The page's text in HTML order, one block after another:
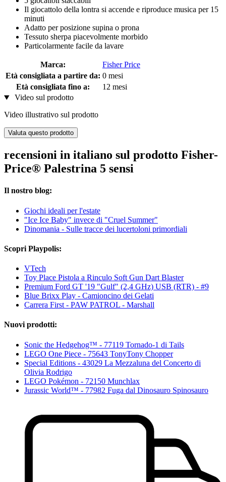
Il giocattolo della lontra si accende e riproduce musica per 15
minuti
Adatto per posizione supina o prona
Tessuto sherpa piacevolmente morbido
Particolarmente facile da lavare
Marca:
Fisher Price
Età consigliata a partire da: 0 mesi
Età consigliata fino a:
12 mesi
Video sul prodotto
Video illustrativo sul prodotto
Valuta questo prodotto
recensioni in italiano sul prodotto Fisher-
Price® Palestrina 5 sensi
Il nostro blog:
Giochi ideali per l'estate
"Ice Ice Baby" invece di "Cruel Summer"
Dinomania - Sulle tracce dei lucertoloni primordiali
Scopri Playpolis:
VTech
Toy Place Pistola a Rinculo Soft Gun Dart Blaster
Premium Ford GT '19 "Gulf" (2,4 GHz) USB (RTR) - #9
Blue Brixx Play - Camioncino dei Gelati
Carrera First - PAW PATROL - Marshall
Nuovi prodotti:
Sonic the Hedgehog™ - 77119 Tornado-1 di Tails
LEGO One Piece - 75643 TonyTony Chopper
Special Editions - 43029 La Mezzaluna del Concerto di
Olivia Rodrigo
LEGO Pokémon - 72150 Munchlax
Jurassic World™ - 77982 Fuga dal Dinosauro Spinosauro